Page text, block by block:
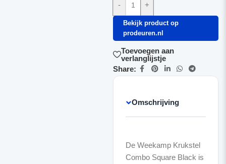
- +
Bekijk product op
prodeuren.nl
Toevoegen aan
verlanglijstje
Share:
Omschrijving
De Weekamp Krukstel
Combo Square Black is